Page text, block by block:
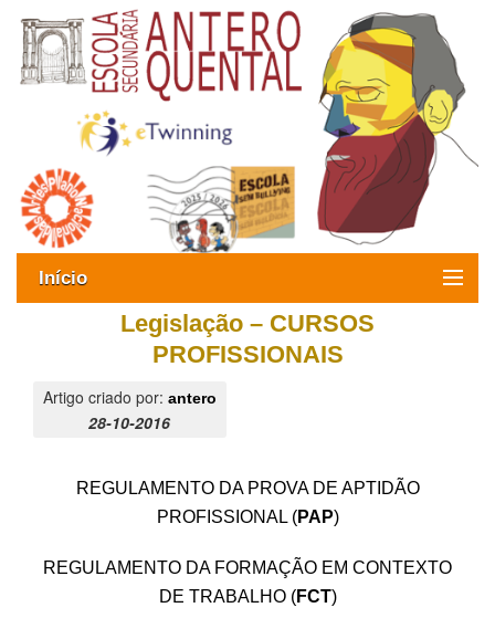
Início
Clubes Escolares
Legislação – CURSOS
PROFISSIONAIS
Artigo criado por: antero
28-10-2016
REGULAMENTO DA PROVA DE APTIDÃO
PROFISSIONAL (PAP)
REGULAMENTO DA FORMAÇÃO EM CONTEXTO
DE TRABALHO (FCT)